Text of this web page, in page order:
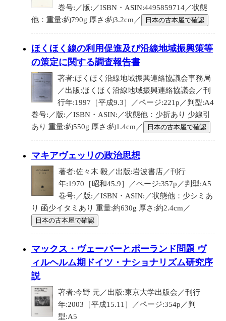
巻号:／版:／ISBN・ASIN:4495859714／状態
他：重量:約790g 厚さ:約3.2cm／
日本の古本屋で確認
ほくほく線の利用促進及び沿線地域振興策等
の策定に関する調査報告書
著者:ほくほく沿線地域振興連絡協議会事務局
／出版:ほくほく沿線地域振興連絡協議会／刊
行年:1997［平成9.3］／ページ:221p／判型:A4
巻号:／版:／ISBN・ASIN:／状態他：少折あり 少線引
あり 重量:約550g 厚さ:約1.4cm／
日本の古本屋で確認
マキアヴェッリの政治思想
著者:佐々木 毅／出版:岩波書店／刊行
年:1970［昭和45.9］／ページ:357p／判型:A5
巻号:／版:／ISBN・ASIN:／状態他：少シミあ
り 函少イタミあり 重量:約630g 厚さ:約2.4cm／
日本の古本屋で確認
マックス・ヴェーバーとポーランド問題 ヴ
ィルヘルム期ドイツ・ナショナリズム研究序
説
著者:今野 元／出版:東京大学出版会／刊行
年:2003［平成15.11］／ページ:354p／判
型:A5